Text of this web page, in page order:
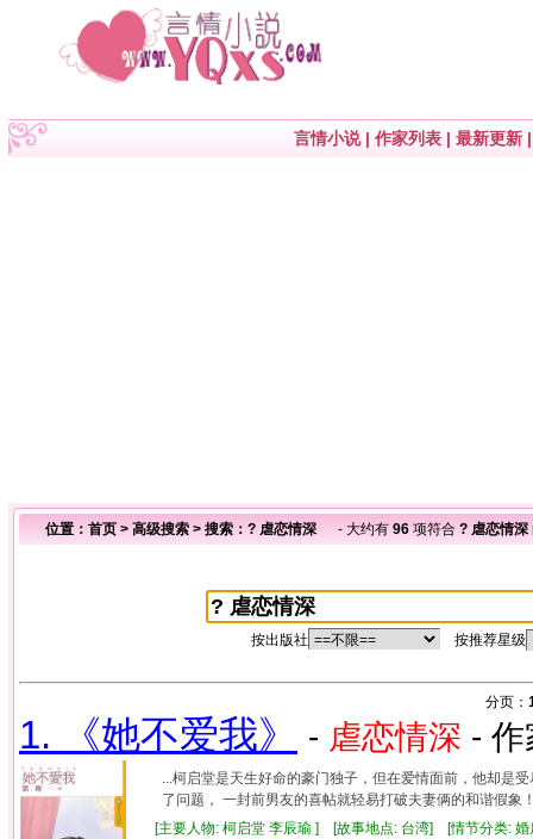
言情小说| 作家列表 | 最新更新
位置： 首页 > 高级搜索 > 搜索：? 虐恋情深 - 大约有 96 项符合 ? 虐恋情深
按出版社 按推荐星级
分页：
1. 《她不爱我》 - 虐恋情深 -
...柯启堂是天生好命的豪门独子，但在爱情面前，他却是
了问题， 一封前男友的喜帖就轻易打破夫妻俩的和谐假象
[主要人物: 柯启堂 李辰瑜 ] [故事地点: 台湾] [情节分类: 婚